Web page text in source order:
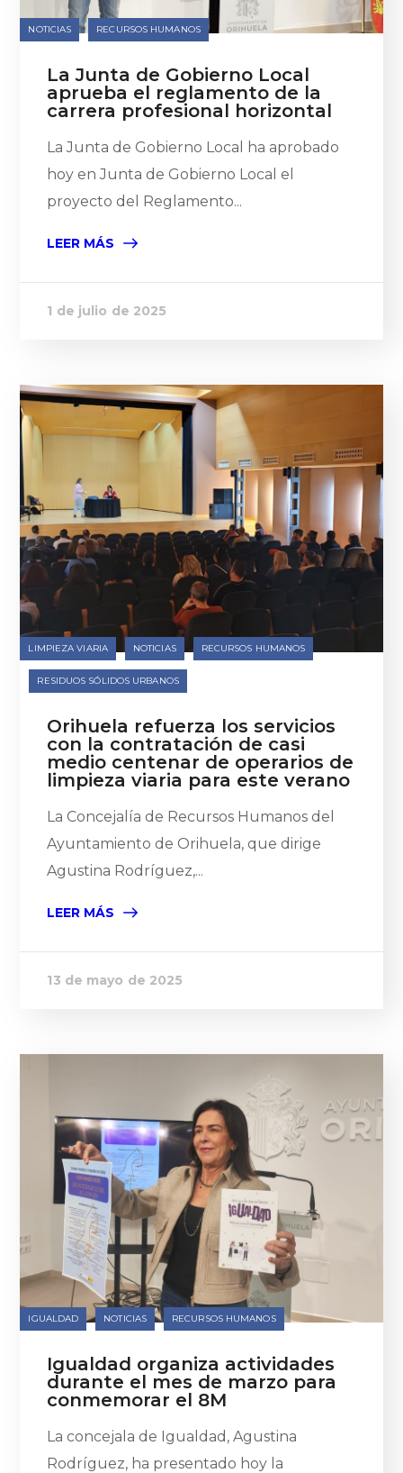
NOTICIAS RECURSOS HUMANOS
La Junta de Gobierno Local
aprueba el reglamento de la
carrera profesional horizontal
La Junta de Gobierno Local ha aprobado
hoy en Junta de Gobierno Local el
proyecto del Reglamento...
LEER MÁS
1 de julio de 2025
LIMPIEZA VIARIA NOTICIAS RECURSOS HUMANOS
RESIDUOS SÓLIDOS URBANOS
Orihuela refuerza los servicios
con la contratación de casi
medio centenar de operarios de
limpieza viaria para este verano
La Concejalía de Recursos Humanos del
Ayuntamiento de Orihuela, que dirige
Agustina Rodríguez,...
LEER MÁS
13 de mayo de 2025
IGUALDAD NOTICIAS RECURSOS HUMANOS
Igualdad organiza actividades
durante el mes de marzo para
conmemorar el 8M
La concejala de Igualdad, Agustina
Rodríguez, ha presentado hoy la